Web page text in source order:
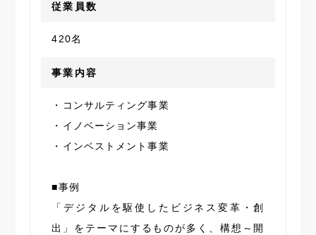
従業員数
420名
事業内容
・コンサルティング事業
・イノベーション事業
・インベストメント事業
■事例
「デジタルを駆使したビジネス変革・創
出」をテーマにするものが多く、構想～開